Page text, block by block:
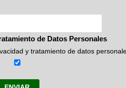
de Datos Personales
y tratamiento de datos